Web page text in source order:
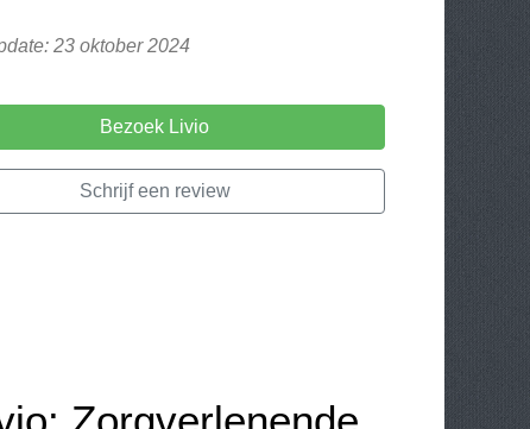
23 oktober 2024
Bezoek Livio
Schrijf een review